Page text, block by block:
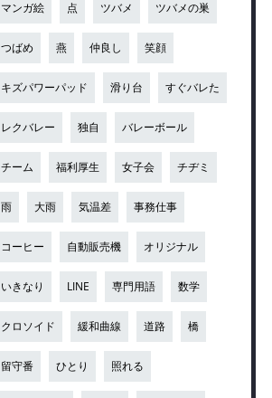
マンガ絵 点 ツバメ ツバメの巣
つばめ 燕 仲良し 笑顔
キズパワーパッド 滑り台 すぐバレた
レクバレー 独自 バレーボール
チーム 福利厚生 女子会 チヂミ
雨 大雨 気温差 事務仕事
コーヒー 自動販売機 オリジナル
いきなり LINE 専門用語 数学
クロソイド 緩和曲線 道路 橋
留守番 ひとり 照れる